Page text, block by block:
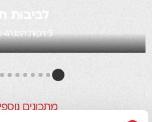
לביבות תירס
5 דקות הכנה 4 מנות קל
מתכונים נוספים